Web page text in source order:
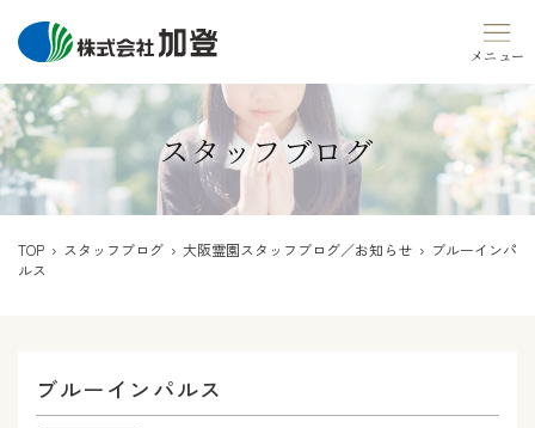
to
スタッフブログ
TOP › スタッフブログ › 大阪霊園スタッフブログ／お知らせ › ブルーインパ
ルス
ブルーインパルス